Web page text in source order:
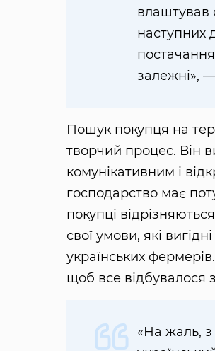
влаштував
наступних
залежні»,
Пошук покупця на
творчий процес. Він
комунікативним і
господарство має
покупці
свої умови, які
українських
щоб все відбувалося
«На жаль, з